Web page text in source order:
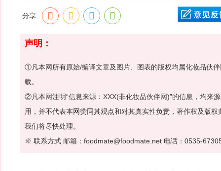
分享:
声明：
①凡本网所有原始/编译文章及图片、图表的版权均属化妆品伙
载。
②凡本网注明“信息来源：XXX(非化妆品伙伴网)”的信息，均来
用，并不代表本网赞同其观点和对其真实性负责，著作权及版
我们将尽快处理。
※ 联系方式 邮箱：foodmate@foodmate.net 电话：0535-